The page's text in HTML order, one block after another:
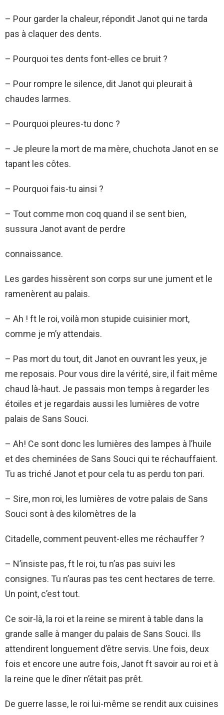
– Pour garder la chaleur, répondit Janot qui ne tarda
pas à claquer des dents.
– Pourquoi tes dents font-elles ce bruit ?
– Pour rompre le silence, dit Janot qui pleurait à
chaudes larmes.
– Pourquoi pleures-tu donc ?
– Je pleure la mort de ma mère, chuchota Janot en se
tapant les côtes.
– Pourquoi fais-tu ainsi ?
– Tout comme mon coq quand il se sent bien,
sussura Janot avant de perdre
connaissance.
Les gardes hissèrent son corps sur une jument et le
ramenèrent au palais.
– Ah ! ft le roi, voilà mon stupide cuisinier mort,
comme je m’y attendais.
– Pas mort du tout, dit Janot en ouvrant les yeux, je
me reposais. Pour vous dire la vérité, sire, il fait même
chaud là-haut. Je passais mon temps à regarder les
étoiles et je regardais aussi les lumières de votre
palais de Sans Souci.
– Ah! Ce sont donc les lumières des lampes à l’huile
et des cheminées de Sans Souci qui te réchauffaient.
Tu as triché Janot et pour cela tu as perdu ton pari.
– Sire, mon roi, les lumières de votre palais de Sans
Souci sont à des kilomètres de la
Citadelle, comment peuvent-elles me réchauffer ?
– N’insiste pas, ft le roi, tu n’as pas suivi les
consignes. Tu n’auras pas tes cent hectares de terre.
Un point, c’est tout.
Ce soir-là, la roi et la reine se mirent à table dans la
grande salle à manger du palais de Sans Souci. Ils
attendirent longuement d’être servis. Une fois, deux
fois et encore une autre fois, Janot ft savoir au roi et à
la reine que le dîner n’était pas prêt.
De guerre lasse, le roi lui-même se rendit aux cuisines